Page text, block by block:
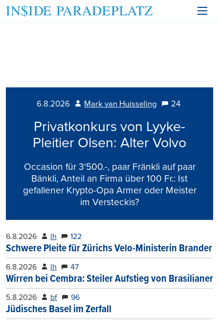
6.8.2026 Mark van Huisseling 24
Privatkonkurs von Lyyke-
Pleitier Olsen: Alter Volvo
Occasion für 3'500.-, paar Fränkli auf paar
Bänkli, Anteil an Firma über 100 Fr.: Ist
gefallener Krypto-Opa Armer oder Meister
im Versteckis?
6.8.2026 lh 122
Schwere Pleite für Zürichs Velo-Ministerin Brander
6.8.2026 lh 47
Wirren bei Cembra: Steiler Aufstieg von Brasilianer
5.8.2026 bf 96
Jüdisches Basel im Zerfall